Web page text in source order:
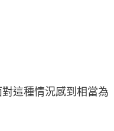
們天天這樣佔道跳舞，